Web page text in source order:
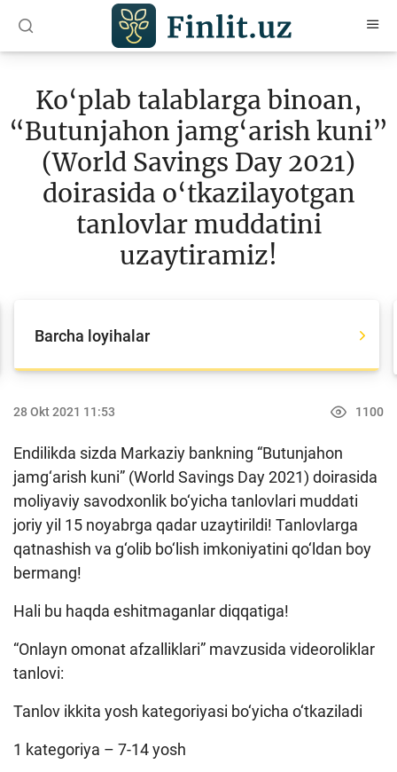
Maqolalar
O‘quv qo‘llanmalar
Loyihalar
Barcha loyihalar
Global Money Week
Tanlovlar
Olimpiadalar va chempionatlar
Finlit.uz yangiliklari
OAVda loyihalar
O'quv kurslari
O‘quv materiallari
Fotogalereya
Loyiha haqida
Kengaytirilgan qidiruv
Ko‘plab talablarga binoan,
“Butunjahon jamg‘arish kuni”
(World Savings Day 2021)
doirasida o‘tkazilayotgan
tanlovlar muddatini
uzaytiramiz!
Barcha loyihalar
28 Okt 2021 11:53 1100
Endilikda sizda Markaziy bankning “Butunjahon
jamg‘arish kuni” (World Savings Day 2021) doirasida
moliyaviy savodxonlik bo‘yicha tanlovlari muddati
joriy yil 15 noyabrga qadar uzaytirildi! Tanlovlarga
qatnashish va g‘olib bo‘lish imkoniyatini qo‘ldan boy
bermang!
Hali bu haqda eshitmaganlar diqqatiga!
“Onlayn omonat afzalliklari” mavzusida videoroliklar
tanlovi:
Tanlov ikkita yosh kategoriyasi bo‘yicha o‘tkaziladi
1 kategoriya – 7-14 yosh